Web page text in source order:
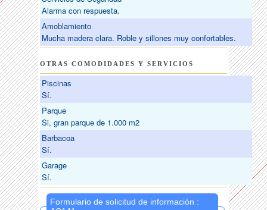
Alarma con respuesta.
Amoblamiento
Mucha madera clara. Roble y sillones muy confortables.
OTRAS COMODIDADES Y SERVICIOS
Piscinas
Sí.
Parque
Si, gran parque de 1.000 m2
Barbacoa
Sí.
Garage
Sí.